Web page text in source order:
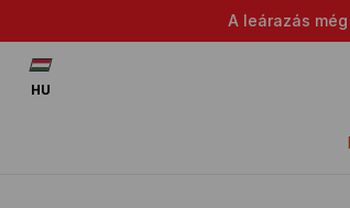
A leárazás
HU